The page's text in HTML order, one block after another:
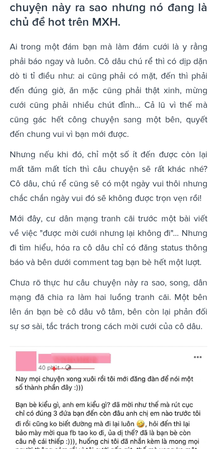
chuyện này ra sao nhưng nó đang là
chủ đề hot trên MXH.
Ai trong một đám bạn mà làm đám cưới là y rằng
phải báo ngay và luôn. Cô dâu chú rể thì có dịp dặn
dò ti tỉ điều như: ai cũng phải có mặt, đến thì phải
đến đúng giờ, ăn mặc cũng phải thật xinh, mừng
cưới cũng phải nhiều chút đỉnh... Cả lũ vì thế mà
cũng gác hết công chuyện sang một bên, quyết
đến chung vui vì bạn mới được.
Nhưng nếu khi đó, chỉ một số ít đến được còn lại
mất tăm mất tích thì câu chuyện sẽ rất khác nhé?
Cô dâu, chú rể cũng sẽ có một ngày vui thôi nhưng
chắc chắn ngày vui đó sẽ không được trọn vẹn rồi!
Mới đây, cư dân mạng tranh cãi trước một bài viết
về việc "được mời cưới nhưng lại không đi"... Nhưng
đi tìm hiểu, hóa ra cô dâu chỉ có đăng status thông
báo và bên dưới comment tag bạn bè hết một lượt.
Chưa rõ thực hư câu chuyện này ra sao, song, dân
mạng đã chia ra làm hai luồng tranh cãi. Một bên
lên án bạn bè cô dâu vô tâm, bên còn lại phản đối
sự sơ sài, tắc trách trong cách mời cưới của cô dâu.